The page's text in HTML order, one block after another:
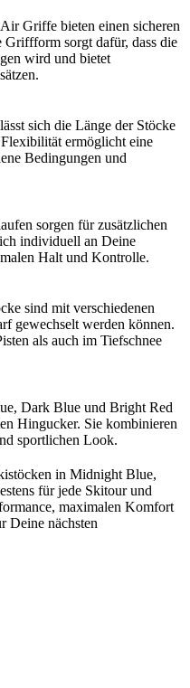
Griffe bieten einen sicheren
sorgt dafür, dass die
wird und bietet
sich die Länge der Stöcke
ermöglicht eine
Bedingungen und
sorgen für zusätzlichen
individuell an Deine
Halt und Kontrolle.
sind mit verschiedenen
gewechselt werden können.
als auch im Tiefschnee
Dark Blue und Bright Red
Hingucker. Sie kombinieren
sportlichen Look.
in Midnight Blue,
für jede Skitour und
maximalen Komfort
Deine nächsten